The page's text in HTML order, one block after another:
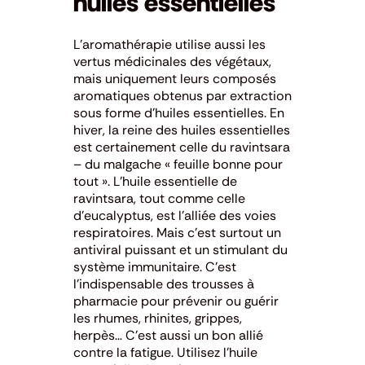
L’aromathérapie utilise aussi les
vertus médicinales des végétaux,
mais uniquement leurs composés
aromatiques obtenus par extraction
sous forme d’huiles essentielles. En
hiver, la reine des huiles essentielles
est certainement celle du ravintsara
– du malgache « feuille bonne pour
tout ». L’huile essentielle de
ravintsara, tout comme celle
d’eucalyptus, est l’alliée des voies
respiratoires. Mais c’est surtout un
antiviral puissant et un stimulant du
système immunitaire. C’est
l’indispensable des trousses à
pharmacie pour prévenir ou guérir
les rhumes, rhinites, grippes,
herpès… C’est aussi un bon allié
contre la fatigue. Utilisez l’huile